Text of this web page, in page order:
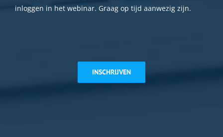
inloggen in het webinar. Graag op tijd aanwezig zijn.
INSCHRIJVEN